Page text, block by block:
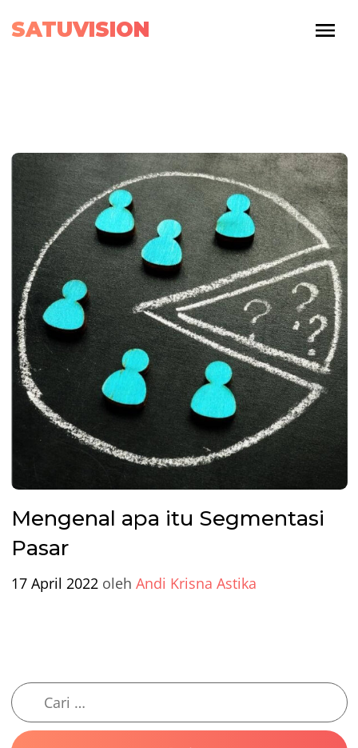
SATUVISION
Mengenal apa itu Segmentasi
Pasar
17 April 2022oleh Andi Krisna Astika